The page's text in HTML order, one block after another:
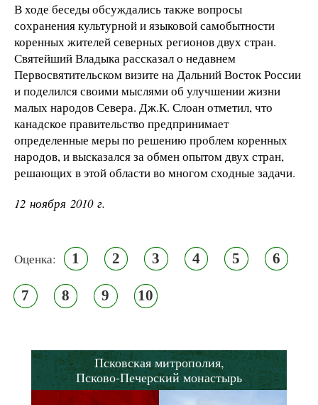
В ходе беседы обсуждались также вопросы
сохранения культурной и языковой самобытности
коренных жителей северных регионов двух стран.
Святейший Владыка рассказал о недавнем
Первосвятительском визите на Дальний Восток России
и поделился своими мыслями об улучшении жизни
малых народов Севера. Дж.К. Слоан отметил, что
канадское правительство предпринимает
определенные меры по решению проблем коренных
народов, и высказался за обмен опытом двух стран,
решающих в этой области во многомсходные задачи.
12 ноября 2010 г.
Оценка: 1 2 3 4 5 6
7 8 9 10
Псковская митрополия,
Псково-Печерский монастырь